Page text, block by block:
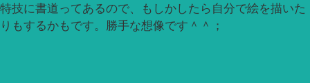
特技に書道ってあるので、もしかしたら自分で絵を描いた
りもするかもです。勝手な想像です＾＾；